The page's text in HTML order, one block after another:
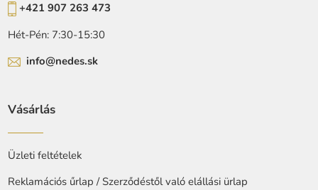
+421 907 263 473
Hét-Pén: 7:30-15:30
info@nedes.sk
Vásárlás
Üzleti feltételek
Reklamációs űrlap / Szerződéstől való elállási ürlap